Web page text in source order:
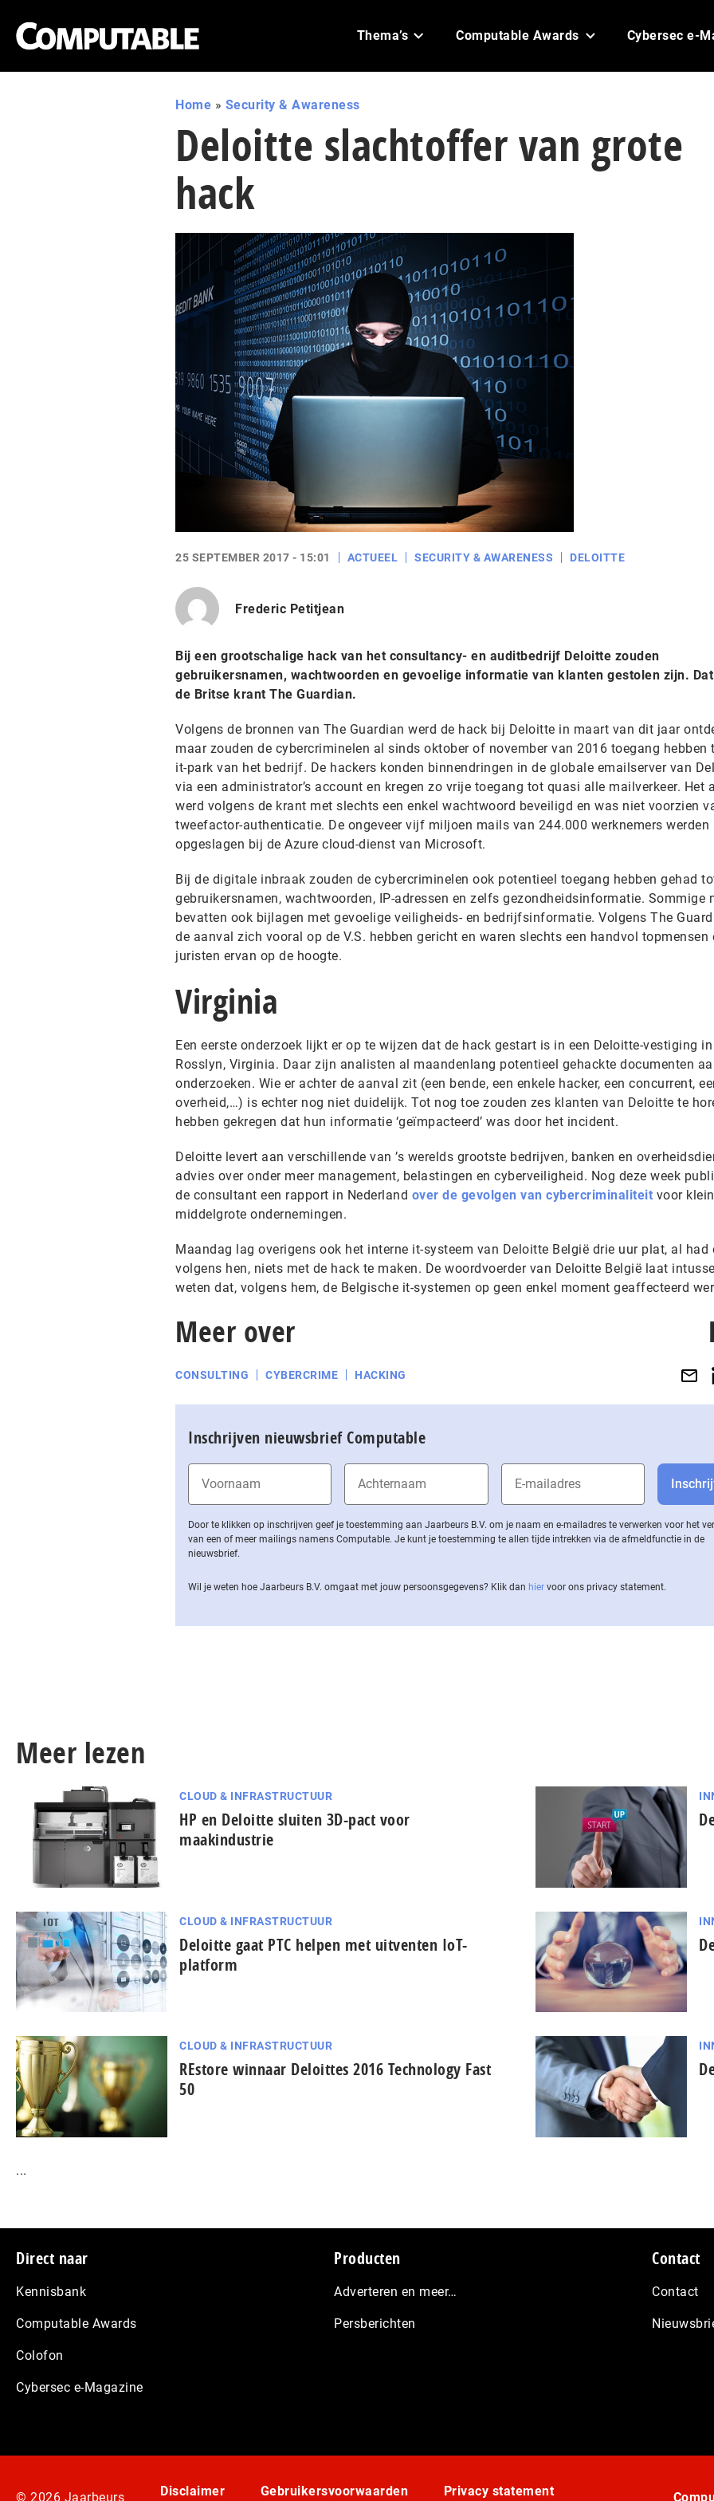
Thema’s Computable Awards Cybersec e-
Home » Security & Awareness
Deloitte slachtoffer van grote
hack
25 SEPTEMBER 2017 - 15:01 ACTUEEL SECURITY & AWARENESS DELOITTE
Frederic Petitjean
Bij een grootschalige hack van het consultancy- en auditbedrijf Deloitte zouden
gebruikersnamen, wachtwoorden en gevoelige informatie van klanten gestolen zijn.
de Britse krant The Guardian.
Volgens de bronnen van The Guardian werd de hack bij Deloitte in maart van dit jaar
maar zouden de cybercriminelen al sinds oktober of november van 2016 toegang hebben
it-park van het bedrijf. De hackers konden binnendringen in de globale emailserver van
via een administrator’s account en kregen zo vrije toegang tot quasi alle mailverkeer. Het
werd volgens de krant met slechts een enkel wachtwoord beveiligd en was niet voorzien
tweefactor-authenticatie. De ongeveer vijf miljoen mails van 244.000 werknemers werden
opgeslagen bij de Azure cloud-dienst van Microsoft.
Bij de digitale inbraak zouden de cybercriminelen ook potentieel toegang hebben gehad
gebruikersnamen, wachtwoorden, IP-adressen en zelfs gezondheidsinformatie. Sommige
bevatten ook bijlagen met gevoelige veiligheids- en bedrijfsinformatie. Volgens The
de aanval zich vooral op de V.S. hebben gericht en waren slechts een handvol topmensen
juristen ervan op de hoogte.
Virginia
Een eerste onderzoek lijkt er op te wijzen dat de hack gestart is in een Deloitte-vestiging in
Rosslyn, Virginia. Daar zijn analisten al maandenlang potentieel gehackte documenten
onderzoeken. Wie er achter de aanval zit (een bende, een enkele hacker, een concurrent,
overheid,…) is echter nog niet duidelijk. Tot nog toe zouden zes klanten van Deloitte te
hebben gekregen dat hun informatie ‘geïmpacteerd’ was door het incident.
Deloitte levert aan verschillende van ’s werelds grootste bedrijven, banken en
advies over onder meer management, belastingen en cyberveiligheid. Nog deze week
de consultant een rapport in Nederland over de gevolgen van cybercriminaliteit voor
middelgrote ondernemingen.
Maandag lag overigens ook het interne it-systeem van Deloitte België drie uur plat, al had
volgens hen, niets met de hack te maken. De woordvoerder van Deloitte België laat
weten dat, volgens hem, de Belgische it-systemen op geen enkel moment geaffecteerd
Meer over
CONSULTING CYBERCRIME HACKING
Inschrijven nieuwsbrief Computable
Door te klikken op inschrijven geef je toestemming aan Jaarbeurs B.V. om je naam en e-mailadres te verwerken voor het
van een of meer mailings namens Computable. Je kunt je toestemming te allen tijde intrekken via de af­meld­func­tie in de
nieuwsbrief.
Wil je weten hoe Jaarbeurs B.V. omgaat met jouw per­soons­ge­ge­vens? Klik dan hier voor ons privacy statement.
Meer lezen
CLOUD & INFRASTRUCTUUR
HP en Deloitte sluiten 3D-pact voor
maakindustrie
CLOUD & INFRASTRUCTUUR
Deloitte gaat PTC helpen met uitventen IoT-
platform
CLOUD & INFRASTRUCTUUR
REstore winnaar Deloittes 2016 Technology Fast
50
...
Footer
Direct naar
Kennisbank
Computable Awards
Colofon
Cybersec e-Magazine
Producten
Adverteren en meer…
Persberichten
Contact
Contact
© 2026 Jaarbeurs Disclaimer Gebruikersvoorwaarden Privacy statement